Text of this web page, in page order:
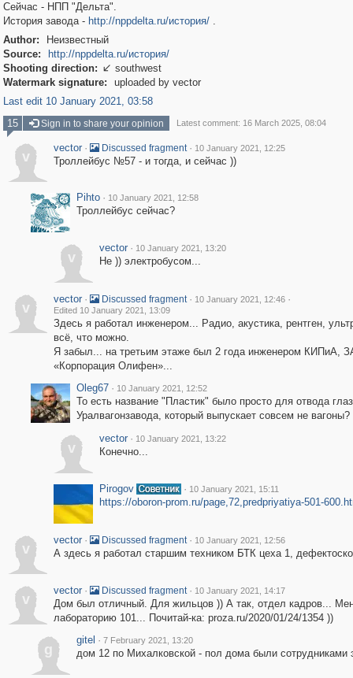
Сейчас - НПП "Дельта".
История завода - http://nppdelta.ru/история/.
Author:
Неизвестный
Source:
http://nppdelta.ru/история/
Shooting direction:  southwest
Watermark signature:
uploaded by vector
Last edit 10 January 2021, 03:58
15
Sign in to share your opinion Latest comment: 16 March 2025, 08:04
v
vector · Discussed fragment · 10 January 2021, 12:25
Троллейбус №57 - и тогда, и сейчас ))
Pihto · 10 January 2021, 12:58
Троллейбус сейчас?
v
vector · 10 January 2021, 13:20
Не )) электробусом...
v
vector · Discussed fragment · 10 January 2021, 12:46 ·
Edited 10 January 2021, 13:09
Здесь я работал инженером... Радио, акустика, рентген,
всё, что можно.
Я забыл... на третьим этаже был 2 года инженером КИПиА,
«Корпорация Олифен»...
Oleg67 · 10 January 2021, 12:52
То есть название "Пластик" было просто для отвода
Уралвагонзавода, который выпускает совсем не вагоны?
v
vector · 10 January 2021, 13:22
Конечно...
Pirogov · 10 January 2021, 15:11
https://oboron-prom.ru/page,72,predpriyatiya-501-
v
vector · Discussed fragment · 10 January 2021, 12:56
А здесь я работал старшим техником БТК цеха 1,
v
vector · Discussed fragment · 10 January 2021, 14:17
Дом был отличный. Для жильцов )) А так, отдел кадров...
лабораторию 101... Почитай-ка: proza.ru/2020/01/24/1354 ))
g
gitel · 7 February 2021, 13:20
дом 12 по Михалковской - пол дома были сотрудниками